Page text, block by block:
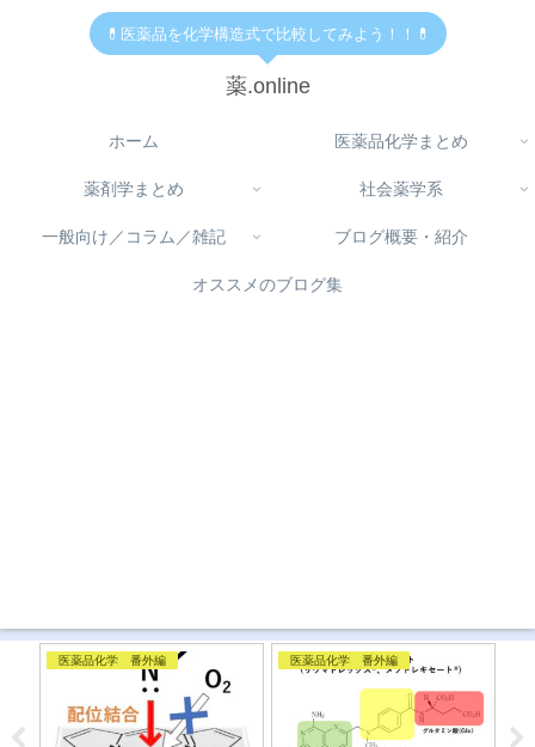
💊医薬品を化学構造式で比較してみよう！！💊
薬.online
ホーム 医薬品化学まとめ
薬剤学まとめ 社会薬学系
一般向け／コラム／雑記 ブログ概要・紹介
オススメのブログ集
医薬品化学 番外編 医薬品化学 番外編